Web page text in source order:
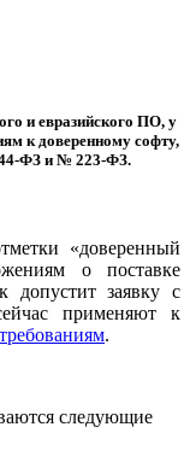
и евразийского ПО, у
к доверенному софту,
44-ФЗ и № 223-ФЗ.
«доверенный
о поставке
допустит заявку с
применяют к
.
следующие